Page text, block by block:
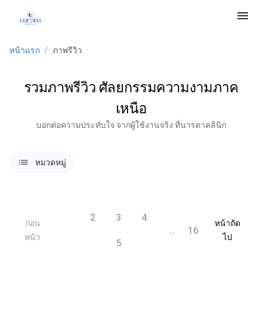
menu
หน้าแรก / ภาพรีวิว
รวมภาพรีวิว ศัลยกรรมความงามภาค
เหนือ
บอกต่อความประทับใจ จากผู้ใช้งานจริง ที่นารดาคลินิก
listsหมวดหมู่
ก่อน
หน้า
2 3 4
5
… 16
หน้าถัด
ไป